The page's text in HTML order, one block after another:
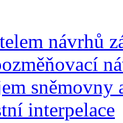
návrhů
interpelace